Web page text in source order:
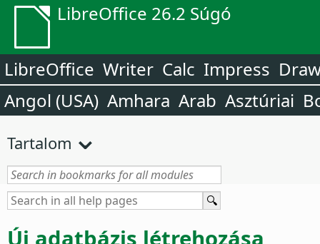
LibreOffice 26.2 Súgó
LibreOffice Writer Calc Impress
Angol (USA) Amhara Arab Asztúriai
Tartalom
Új adatbázis létrehozása